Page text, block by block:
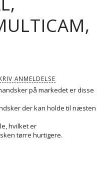
ANMELDELSE
på markedet er disse
der kan holde til næsten
hvilket er
tørre hurtigere.